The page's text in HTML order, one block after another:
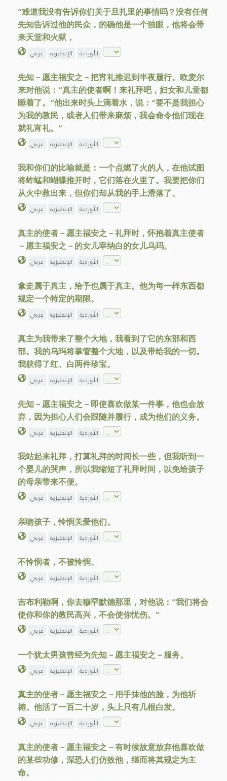
“难道我没有告诉你们关于旦扎里的事情吗？没有任何
先知告诉过他的民众，的确他是一个独眼，他将会带
来天堂和火狱，
عربي الإنجليزية الأوردية
先知－愿主福安之－把宵礼推迟到半夜履行。欧麦尔
来对他说：“真主的使者啊！来礼拜吧，妇女和儿童都
睡着了。”他出来时头上滴着水，说：“要不是我担心
为我的教民，或者人们带来麻烦，我会命令他们现在
就礼宵礼。”
عربي الإنجليزية الأوردية
我和你们的比喻就是：一个点燃了火的人，在他试图
将蚱蜢和蝴蝶推开时，它们落在火里了。我要把你们
从火中救出来，但你们却从我的手上滑落了。
عربي الإنجليزية الأوردية
真主的使者－愿主福安之－礼拜时，怀抱着真主使者
－愿主福安之－的女儿宰纳白的女儿乌玛。
عربي الإنجليزية الأوردية
拿走属于真主，给予也属于真主。他为每一样东西都
规定一个特定的期限。
عربي الإنجليزية الأوردية
真主为我带来了整个大地，我看到了它的东部和西
部。我的乌玛将掌管整个大地，以及带给我的一切。
我获得了红、白两件珍宝。
عربي الإنجليزية الأوردية
先知－愿主福安之－即使喜欢做某一件事，他也会放
弃，因为担心人们会跟随并履行，成为他们的义务。
عربي الإنجليزية الأوردية
我站起来礼拜，打算礼拜的时间长一些，但我听到一
个婴儿的哭声，所以我缩短了礼拜时间，以免给孩子
的母亲带来不便。
عربي الإنجليزية الأوردية
亲吻孩子，怜悯关爱他们。
عربي الإنجليزية الأوردية
不怜悯者，不被怜悯。
عربي الإنجليزية الأوردية
吉布利勒啊，你去穆罕默德那里，对他说：“我们将会
使你和你的教民高兴，不会使你忧伤。”
عربي الإنجليزية الأوردية
一个犹太男孩曾经为先知－愿主福安之－服务。
عربي الإنجليزية الأوردية
真主的使者－愿主福安之－用手抹他的脸，为他祈
祷。他活了一百二十岁，头上只有几根白发。
عربي الإنجليزية الأوردية
真主的使者－愿主福安之－有时候故意放弃他喜欢做
的某些功修，深恐人们仿效他，继而将其规定为主
命。